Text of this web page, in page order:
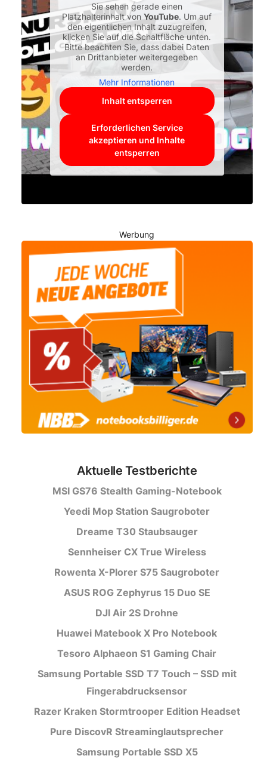
Sie sehen gerade einen
Platzhalterinhalt vonYouTube. Um auf
den eigentlichen Inhalt zuzugreifen,
klicken Sie auf die Schaltfläche unten.
Bitte beachten Sie, dass dabei Daten
an Drittanbieter weitergegeben
werden.
Mehr Informationen
Inhalt entsperren
Erforderlichen Service
akzeptieren und Inhalte
entsperren
Werbung
Aktuelle Testberichte
MSI GS76 Stealth Gaming-Notebook
Yeedi Mop Station Saugroboter
Dreame T30 Staubsauger
Sennheiser CX True Wireless
Rowenta X-Plorer S75 Saugroboter
ASUS ROG Zephyrus 15 Duo SE
DJI Air 2S Drohne
Huawei Matebook X Pro Notebook
Tesoro Alphaeon S1 Gaming Chair
Samsung Portable SSD T7 Touch – SSD mit
Fingerabdrucksensor
Razer Kraken Stormtrooper Edition Headset
Pure DiscovR Streaminglautsprecher
Samsung Portable SSD X5